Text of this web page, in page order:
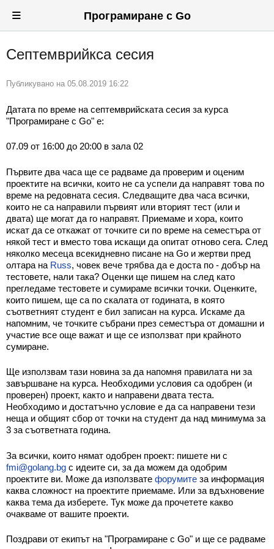
Вход
Регистрация
Новини
Материали
Предизвикателства
Хитринки
Форуми
Потребители
Класация
Екип
≡ Програмиране с Go
Септемврийкса сесия
Публикувано на 05.08.2019 16:22
Датата по време на септемврийската сесия за курса
"Програмиране с Go" е:
07.09 от 16:00 до 20:00 в зала 02
Първите два часа ще се радваме да проверим и оценим
проектите на всички, които не са успели да направят това по
време на редовната сесия. Следващите два часа всички,
които не са направили първият или вторият тест (или и
двата) ще могат да го направят. Приемаме и хора, които
искат да се откажат от точките си по време на семестъра от
някой тест и вместо това искащи да опитат отново сега. След
няколко месеца всекидневно писане на Go и жертви пред
олтара на Russ, човек вече трябва да е доста по - добър на
тестовете, нали така? Оценки ще пишем на след като
прегледаме тестовете и сумираме всички точки. Оценките,
които пишем, ще са по скалата от годината, в която
съответният студент е бил записан на курса. Искаме да
напомним, че точките събрани през семестъра от домашни и
участие все още важат и ще се използват при крайното
сумиране.
Ще използвам тази новина за да напомня правилата ни за
завършване на курса. Необходими условия са одобрен (и
проверен) проект, както и направени двата теста.
Необходимо и достатъчно условие е да са направени тези
неща и общият сбор от точки на студент да над минимума за
3 за съответната година.
За всички, които нямат одобрен проект: пишете ни с
fmi@golang.bg с идеите си, за да можем да одобрим
проектите ви. Може да използвате форумите за информация
каква сложност на проектите приемаме. Или за вдъхновение
каква тема да изберете. Тук може да прочетете какво
очакваме от вашите проекти.
Поздрави от екипът на "Програмиране с Go" и ще се радваме